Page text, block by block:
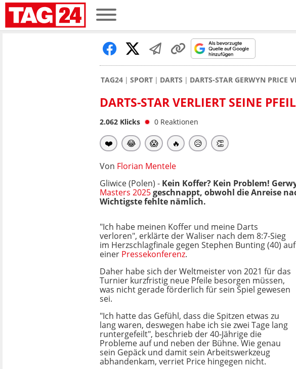
TAG24 SPORT DARTS DARTS-STAR GERWYN PRICE
DARTS-STAR VERLIERT SEINE
2.062 Klicks 0 Reaktionen
❤️ 😂 😱 🔥 😥 👏
Von Florian Mentele
Gliwice (Polen) - Kein Koffer? Kein Problem!
Masters 2025geschnappt, obwohl die Anreise
Wichtigste fehlte nämlich.
"Ich habe meinen Koffer und meine Darts
verloren", erklärte der Waliser nach dem 8:7-Sieg
im Herzschlagfinale gegen Stephen Bunting (40) auf
einer Pressekonferenz.
Daher habe sich der Weltmeister von 2021 für das
Turnier kurzfristig neue Pfeile besorgen müssen,
was nicht gerade förderlich für sein Spiel gewesen
sei.
"Ich hatte das Gefühl, dass die Spitzen etwas zu
lang waren, deswegen habe ich sie zwei Tage lang
runtergefeilt", beschrieb der 40-Jährige die
Probleme auf und neben der Bühne. Wie genau
sein Gepäck und damit sein Arbeitswerkzeug
abhandenkam, verriet Price hingegen nicht.